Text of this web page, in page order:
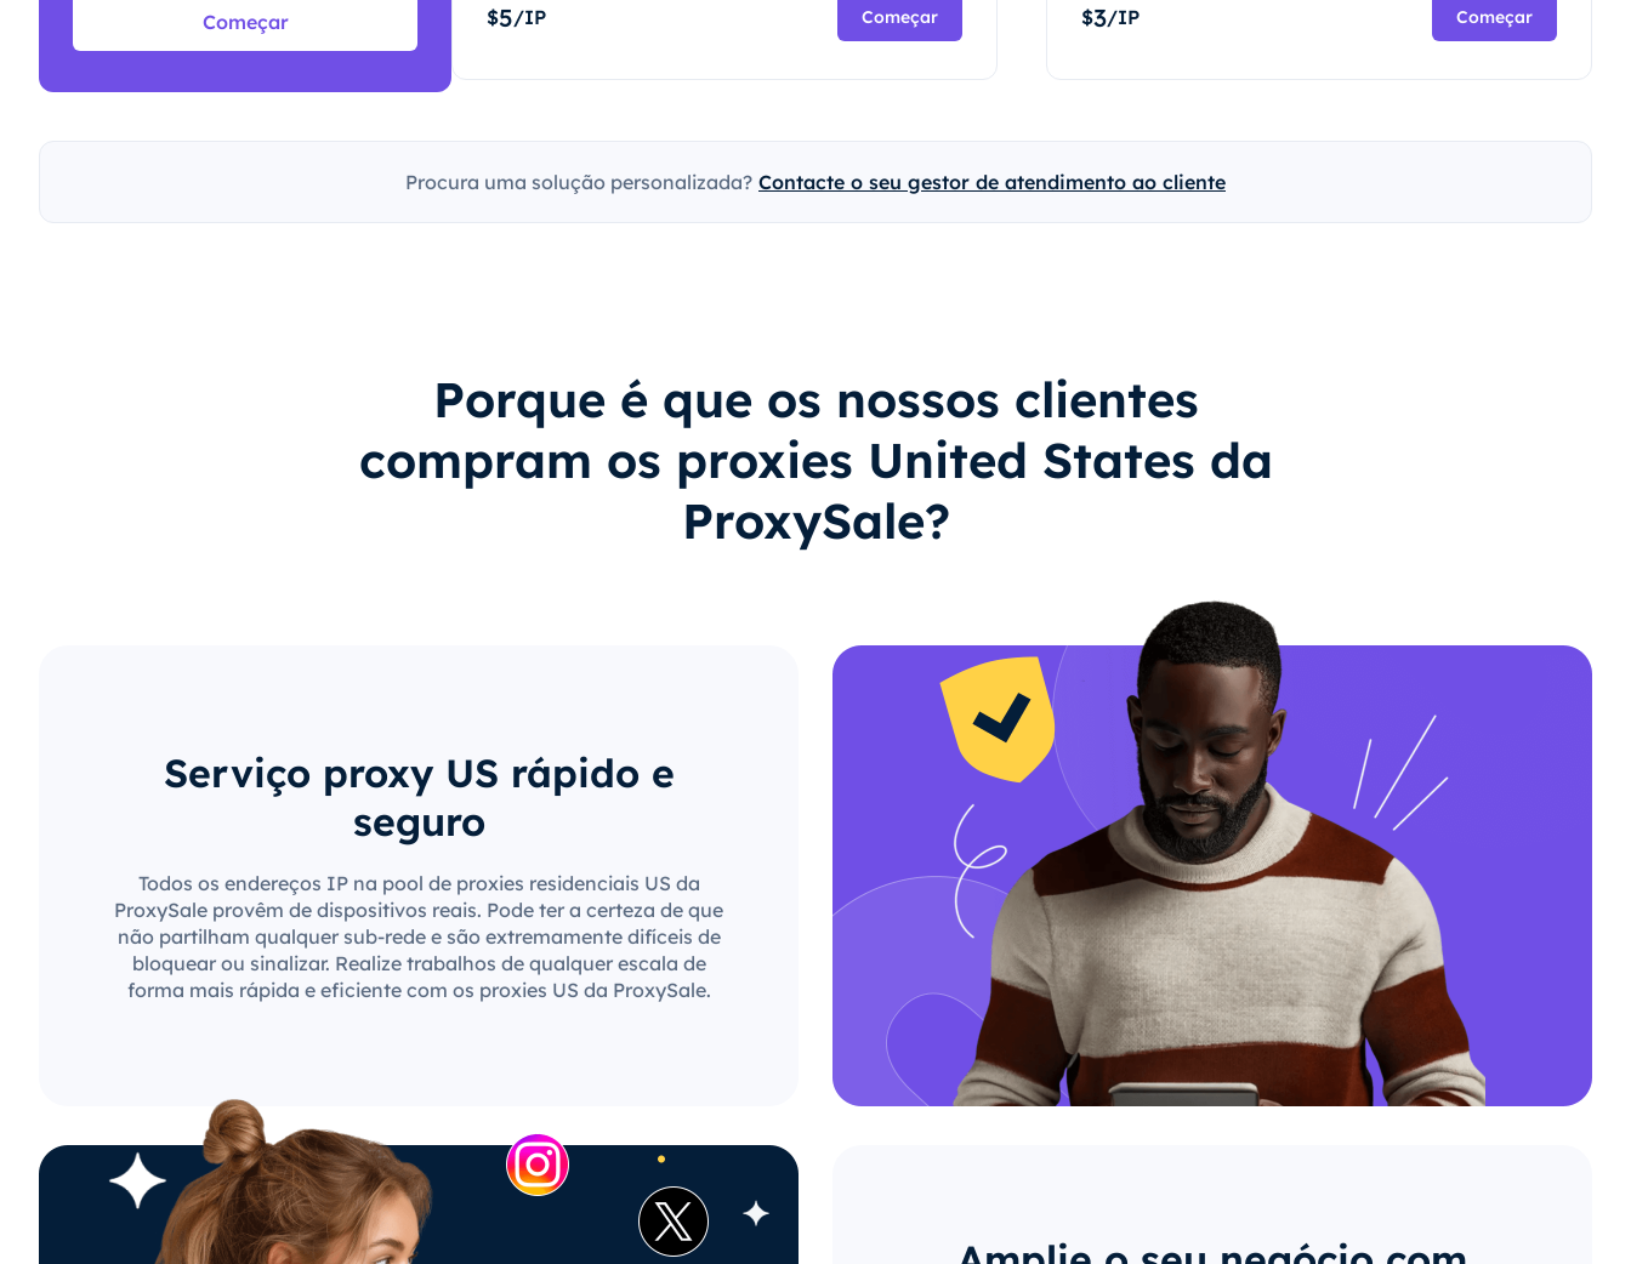
Começar $5/IP Começar $3/IP Começar
Procura uma solução personalizada? Contacte o seu gestor de atendimento ao cliente
Porque é que os nossos clientes
compram os proxies United States da
ProxySale?
Serviço proxy US rápido e
seguro
Todos os endereços IP na pool de proxies residenciais US da
ProxySale provêm de dispositivos reais. Pode ter a certeza de que
não partilham qualquer sub-rede e são extremamente difíceis de
bloquear ou sinalizar. Realize trabalhos de qualquer escala de
forma mais rápida e eficiente com os proxies US da ProxySale.